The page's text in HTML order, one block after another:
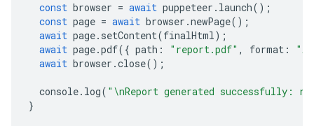
const browser = await puppeteer . launch();
const page = await browser .newPage();
await page. setContent(finalHtml);
await page.pdf({ path : "report.pdf" , format :
await browser .close();
console. log( "\nReport generated successfully:
}